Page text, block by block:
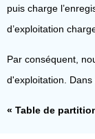
puis charge
d’exploitation
Par conséquent,
d'exploitation.
« Table de